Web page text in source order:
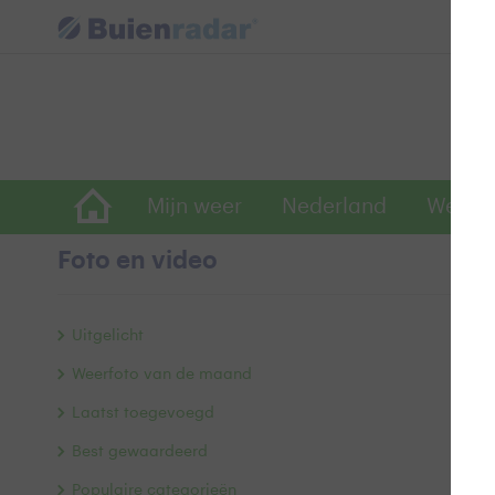
Mijn weer Nederland
Foto en video
Uitgelicht
Weerfoto van de maand
Laatst toegevoegd
Best gewaardeerd
Populaire categorieën